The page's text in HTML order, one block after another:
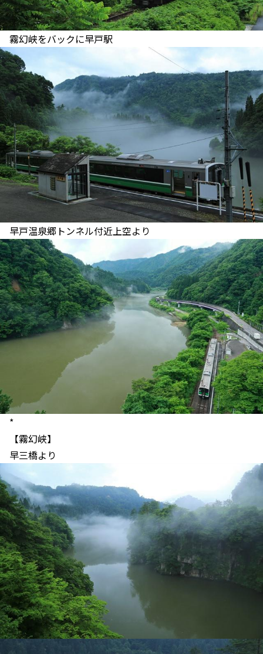
霧幻峡をバックに早戸駅
早戸温泉郷トンネル付近上空より
*
【霧幻峡】
早三橋より